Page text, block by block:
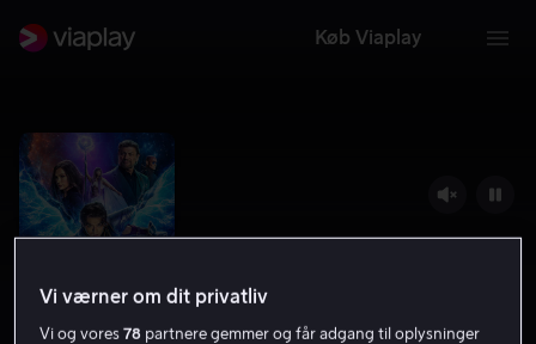
Køb Viaplay
Vi værner om dit privatliv
Vi og vores78 partnere gemmer og får adgang til oplysninger